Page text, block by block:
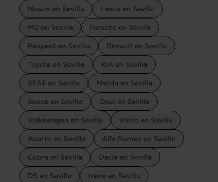
Nissan en Sevilla Lexus en Sevilla
MG en Sevilla Porsche en Sevilla
Peugeot en Sevilla Renault en Sevilla
Toyota en Sevilla KIA en Sevilla
SEAT en Sevilla Mazda en Sevilla
Skoda en Sevilla Opel en Sevilla
Volkswagen en Sevilla Volvo en Sevilla
Abarth en Sevilla Alfa Romeo en Sevilla
Cupra en Sevilla Dacia en Sevilla
DS en Sevilla Iveco en Sevilla